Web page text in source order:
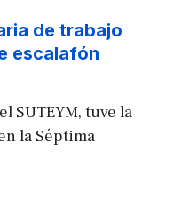
de trabajo
escalafón
SUTEYM, tuve la
la Séptima